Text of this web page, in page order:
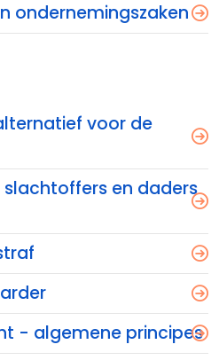
ondernemingszaken
voor de
en daders
- algemene principes